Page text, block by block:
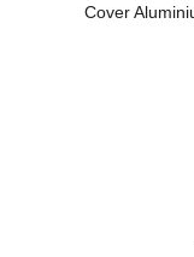
Cover